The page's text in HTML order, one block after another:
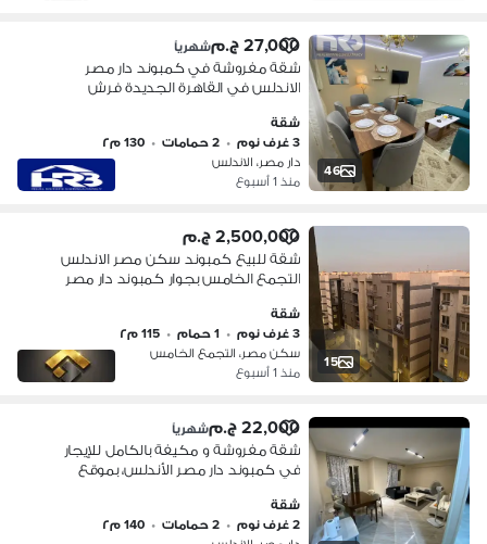
46
27,000 ج.م شهرياً
شقة مفروشة في كمبوند دار مصر
الاندلس في القاهرة الجديدة فرش
شقة
3 غرف نوم
• 2 حمامات • 130 م٢
دار مصر، الاندلس
منذ 1 أسبوع
15
2,500,000 ج.م
شقة للبيع كمبوند سكن مصر الاندلس
التجمع الخامس بجوار كمبوند دار مصر
شقة
3 غرف نوم
• 1 حمام • 115 م٢
سكن مصر، التجمع الخامس
منذ 1 أسبوع
22,000 ج.م شهرياً
شقة مفروشة و مكيفة بالكامل للإيجار
في كمبوند دار مصر الأندلس، بموقع
الامريكيه
شقة
2 غرف نوم
• 2 حمامات • 140 م٢